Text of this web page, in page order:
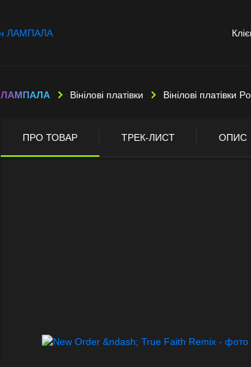
ЛАМПАЛА Вінілові платівки Вінілові платівки
ПРО ТОВАР ТРЕК-ЛИСТ ОПИС